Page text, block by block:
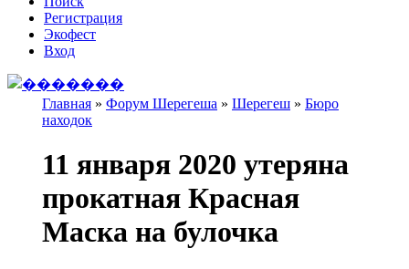
Регистрация
Экофест
Вход
Вы здесь
Главная » Форум Шерегеша » Шерегеш » Бюро
находок
11 января 2020 утеряна
прокатная Красная
Маска на булочка